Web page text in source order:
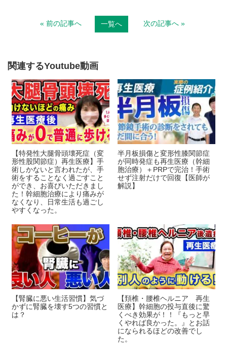
e
o
o
k
« 前の記事へ 一覧へ 次の記事へ »
関連するYoutube動画
【特発性大腿骨頭壊死症（変
形性股関節症）再生医療】手
術しかないと言われたが、手
術をすることなく過ごすこと
ができ、お喜びいただきまし
た！幹細胞治療により痛みが
なくなり、日常生活も過ごし
やすくなった。
半月板損傷と変形性膝関節症
が同時発症も再生医療（幹細
胞治療）＋PRPで完治！手術
せず注射だけで回復【医師が
解説】
【腎臓に悪い生活習慣】気づ
かずに腎臓を壊す5つの習慣と
は？
【頚椎・腰椎ヘルニア 再生
医療】幹細胞の投与直後に驚
くべき効果が！！『もっと早
くやれば良かった。』とお話
になられるほどの改善でし
た。